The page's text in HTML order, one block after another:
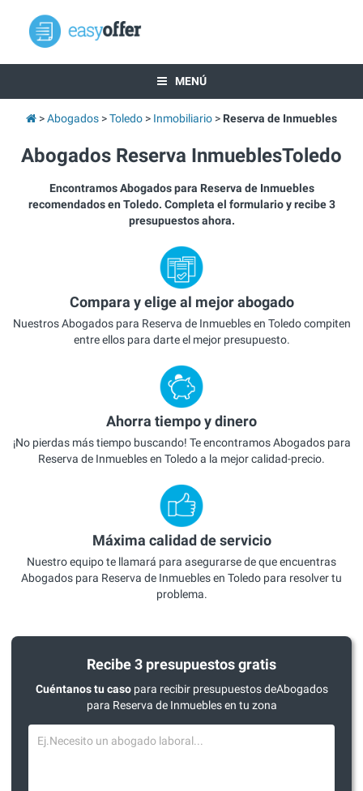
MENÚ
Abogados Toledo Inmobiliario Reserva de Inmuebles
Abogados Reserva InmueblesToledo
Encontramos Abogados para Reserva de Inmuebles
recomendados en Toledo. Completa el formulario y recibe 3
presupuestos ahora.
Compara y elige al mejor abogado
Nuestros Abogados para Reserva de Inmuebles en Toledo compiten
entre ellos para darte el mejor presupuesto.
Ahorra tiempo y dinero
¡No pierdas más tiempo buscando! Te encontramos Abogados para
Reserva de Inmuebles en Toledo a la mejor calidad-precio.
Máxima calidad de servicio
Nuestro equipo te llamará para asegurarse de que encuentras
Abogados para Reserva de Inmuebles en Toledo para resolver tu
problema.
Recibe 3 presupuestos gratis
Cuéntanos tu casopara recibir presupuestos deAbogados
para Reserva de Inmuebles en tu zona